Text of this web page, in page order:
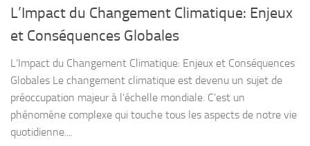
L’Impact du Changement Climatique: Enjeux
et Conséquences Globales
L’Impact du Changement Climatique: Enjeux et Conséquences
Globales Le changement climatique est devenu un sujet de
préoccupation majeur à l’échelle mondiale. C’est un
phénomène complexe qui touche tous les aspects de notre vie
quotidienne....